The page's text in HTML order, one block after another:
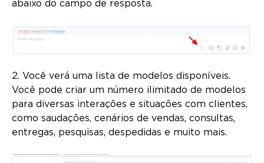
abaixo do campo de resposta.
2. Você verá uma lista de modelos disponíveis.
Você pode criar um número ilimitado de modelos
para diversas interações e situações com clientes,
como saudações, cenários de vendas, consultas,
entregas, pesquisas, despedidas e muito mais.